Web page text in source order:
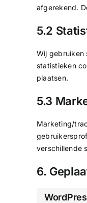
afgerekend.
5.2
Wij gebruiken
statistieken
plaatsen.
5.3
Marketing/
verschillende
6.